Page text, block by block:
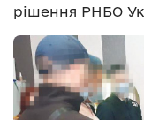
рішення РНБО